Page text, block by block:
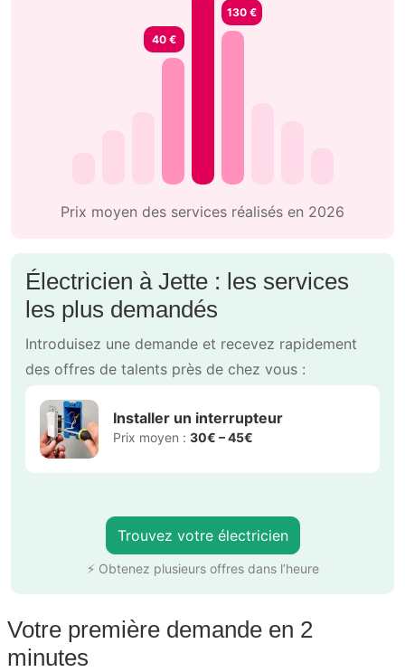
40 €
130 €
Prix moyen des services réalisés en 2026
Électricien à Jette : les services
les plus demandés
Introduisez une demande et recevez rapidement
des offres de talents près de chez vous :
Installer un interrupteur
Prix moyen : 30€ – 45€
Trouvez votre électricien
⚡ Obtenez plusieurs offres dans l’heure
Votre première demande en 2
minutes